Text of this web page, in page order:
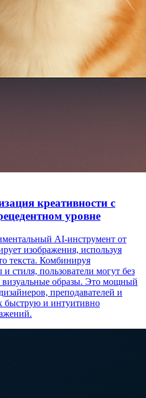
креативности с
уровне
AI-инструмент от
изображения, используя
текста. Комбинируя
стиля, пользователи могут без
визуальные образы. Это мощный
преподавателей и
быструю и интуитивно